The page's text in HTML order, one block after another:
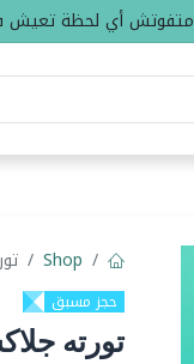
متفوتش أي لحظة تعيش
Shop
حجز مسبق
تورته جلاكسي 24